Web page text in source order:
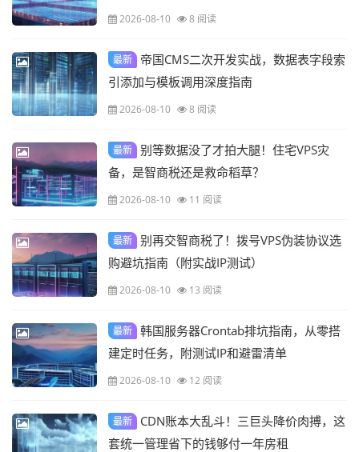
2026-08-10 8 阅读
最新
帝国CMS二次开发实战，数据表字段索
引添加与模板调用深度指南
2026-08-10 8 阅读
最新 别等数据没了才拍大腿！住宅VPS灾
备，是智商税还是救命稻草？
2026-08-10 11 阅读
最新 别再交智商税了！拨号VPS伪装协议选
购避坑指南（附实战IP测试）
2026-08-10 13 阅读
最新 韩国服务器Crontab排坑指南，从零搭
建定时任务，附测试IP和避雷清单
2026-08-10 12 阅读
最新
CDN账本大乱斗！三巨头降价肉搏，这
套统一管理省下的钱够付一年房租